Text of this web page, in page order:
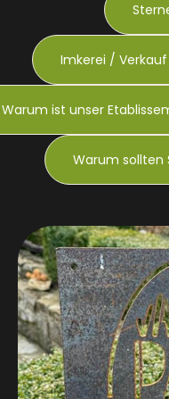
Imkerei /
Warum ist unser
Warum sollten